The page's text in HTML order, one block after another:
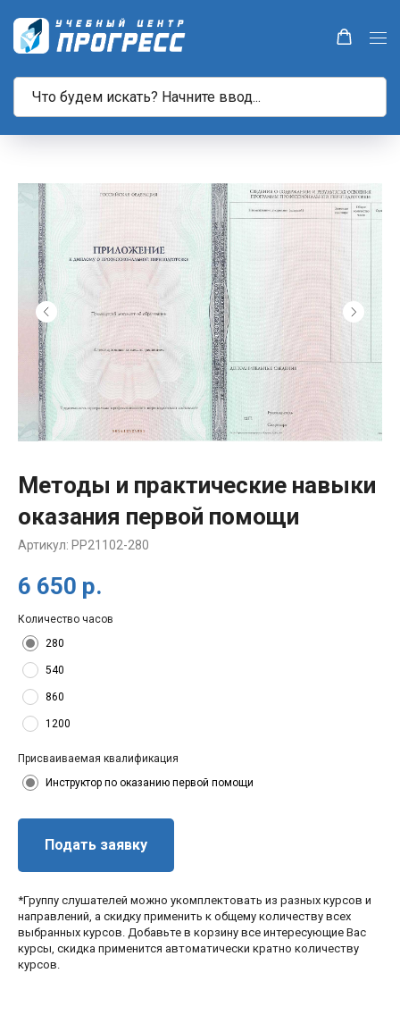
Методы и практические навыки
оказания первой помощи
Артикул: PP21102-280
6 650 р.
Количество часов
280
540
860
1200
Присваиваемая квалификация
Инструктор по оказанию первой помощи
Подать заявку
*Группу слушателей можно укомплектовать из разных курсов и
направлений, а скидку применить к общему количеству всех
выбранных курсов. Добавьте в корзину все интересующие Вас
курсы, скидка применится автоматически кратно количеству
курсов.